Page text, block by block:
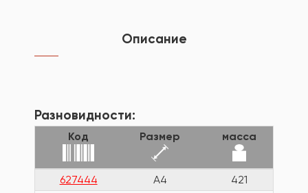
Описание
Разновидности:
Код Размер масса
627444 A4
421